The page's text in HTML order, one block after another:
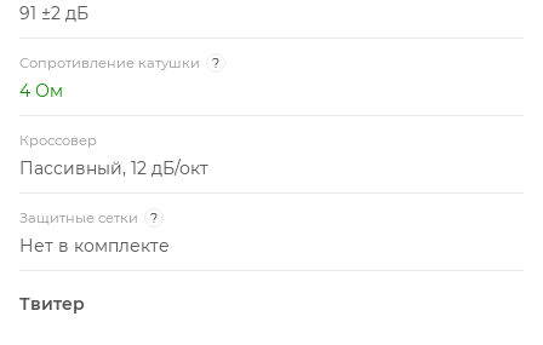
91 ±2 дБ
Сопротивление катушки ?
4 Ом
Кроссовер
Пассивный, 12 дБ/окт
Защитные сетки ?
Нет в комплекте
Твитер